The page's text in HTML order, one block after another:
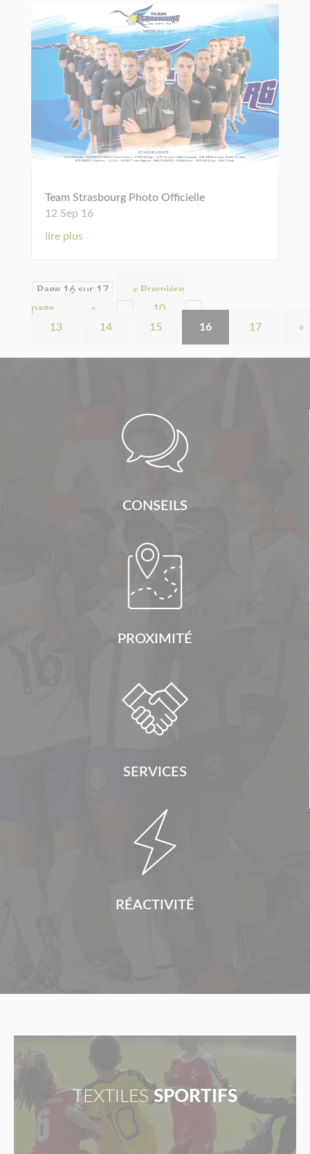
Team Strasbourg Photo Officielle
12 Sep 16
lire plus
Page 16 sur 17
« Première
page
« 10
…
13
14 15 16 17 »

CONSEILS

PROXIMITÉ

SERVICES

RÉACTIVITÉ
TEXTILES SPORTIFS